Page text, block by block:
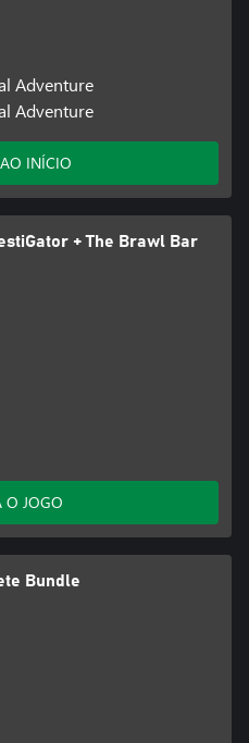
Adventure
Adventure
INÍCIO
+ The Brawl Bar
O JOGO
Bundle